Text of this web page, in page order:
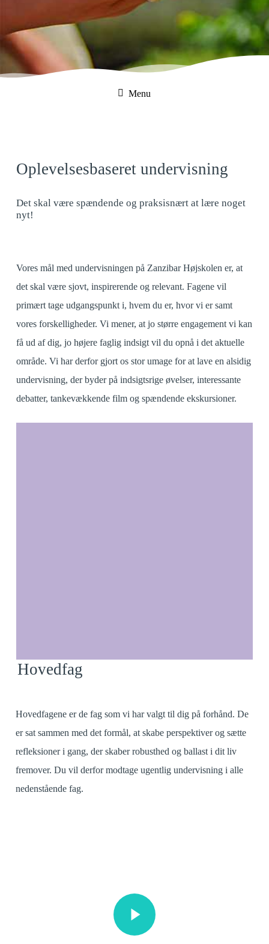
Menu
Oplevelsesbaseret undervisning
Det skal være spændende og praksisnært at lære noget
nyt!
Vores mål med undervisningen på Zanzibar Højskolen er, at
det skal være sjovt, inspirerende og relevant. Fagene vil
primært tage udgangspunkt i, hvem du er, hvor vi er samt
vores forskelligheder. Vi mener, at jo større engagement vi kan
få ud af dig, jo højere faglig indsigt vil du opnå i det aktuelle
område. Vi har derfor gjort os stor umage for at lave en alsidig
undervisning, der byder på indsigtsrige øvelser, interessante
debatter, tankevækkende film og spændende ekskursioner.
Hovedfag
Hovedfagene er de fag som vi har valgt til dig på forhånd. De
er sat sammen med det formål, at skabe perspektiver og sætte
refleksioner i gang, der skaber robusthed og ballast i dit liv
fremover. Du vil derfor modtage ugentlig undervisning i alle
nedenstående fag.
Play Video